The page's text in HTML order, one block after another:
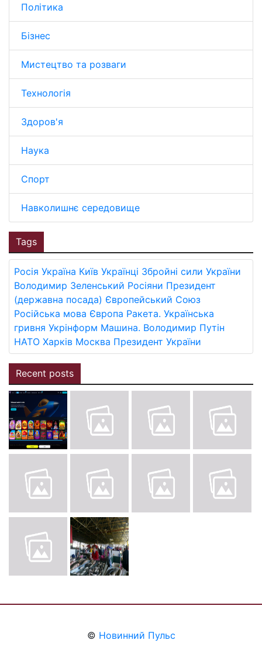
Політика
Бізнес
Мистецтво та розваги
Технологія
Здоров'я
Наука
Спорт
Навколишнє середовище
Tags
Росія Україна Київ Українці Збройні сили України
Володимир Зеленський Росіяни Президент
(державна посада) Європейський Союз
Російська мова Європа Ракета. Українська
гривня Укрінформ Машина. Володимир Путін
НАТО Харків Москва Президент України
Recent posts
© Новинний Пульс